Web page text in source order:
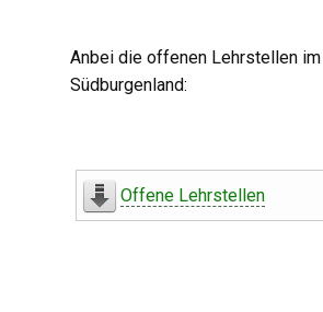
Anbei die offenen Lehrstellen im
Südburgenland:
Offene Lehrstellen